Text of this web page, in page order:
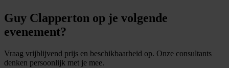
Guy Clapperton op je volgende
evenement?
Vraag vrijblijvend prijs en beschikbaarheid op. Onze consultants
denken persoonlijk met je mee.